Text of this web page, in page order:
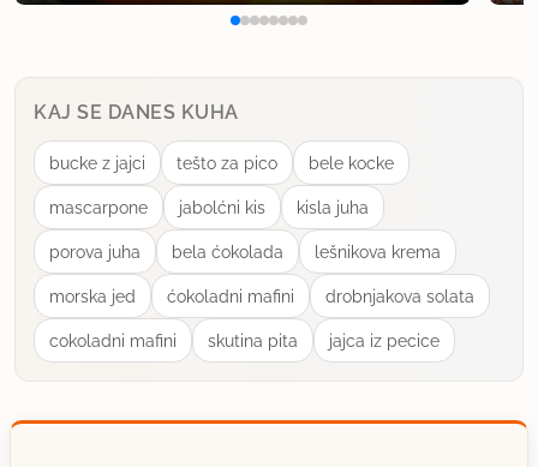
KAJ SE DANES KUHA
bucke z jajci tešto za pico bele kocke
mascarpone jabolćni kis kisla juha
porova juha bela ćokolada lešnikova krema
morska jed ćokoladni mafini drobnjakova solata
cokoladni mafini skutina pita jajca iz pecice